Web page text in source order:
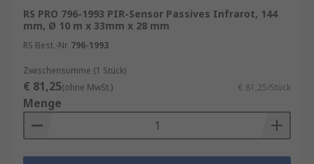
RS PRO 796-1993 PIR-Sensor Passives Infrarot, 144
mm, Ø 10 m x 33mm x 28 mm
RS Best.-Nr. 796-1993
Zwischensumme (1 Stück)
€ 81,25(ohne MwSt.) € 81,25/Stück
Menge